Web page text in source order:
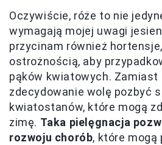
Oczywiście, róże to nie
wymagają mojej uwagi
przycinam również
ostrożnością, aby
pąków kwiatowych. Zamiast
zdecydowanie wolę pozbyć
kwiatostanów, które mogą
zimę. Taka pielęgnacja
rozwoju chorób, które mogą